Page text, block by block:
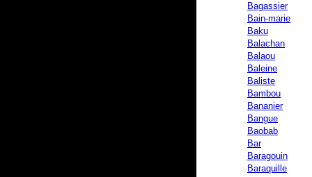
Bagassier
Bain-marie
Baku
Balachan
Balaou
Baleine
Baliste
Bambou
Bananier
Bangue
Baobab
Bar
Baragouin
Baraquille